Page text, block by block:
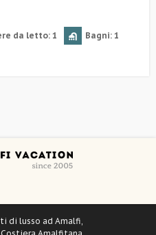
da letto: 1 Bagni: 1
di lusso ad Amalfi,